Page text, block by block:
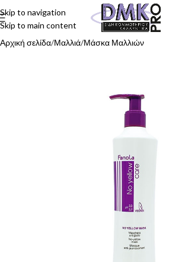
Skip to navigation
Skip to main content
Αρχική σελίδα/Μαλλιά/Μάσκα Μαλλιών